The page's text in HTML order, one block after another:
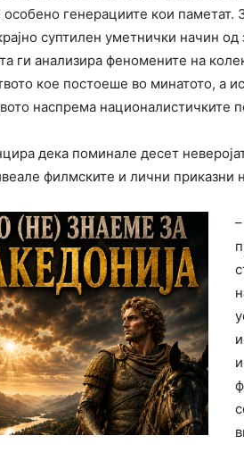
генерациите кои паметат.
суптилен уметнички начин
ги анализира феномените на
кое постоеше во минатото, а
наспрема националистичките
дека поминале десет
филмските и лични приказни